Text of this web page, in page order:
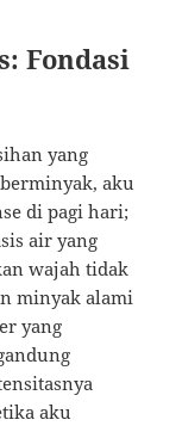
Fondasi
yang
aku
di pagi hari;
air yang
wajah tidak
minyak alami
yang
aku